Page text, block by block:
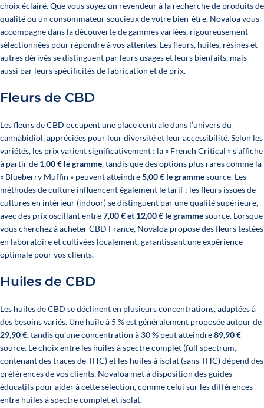
choix éclairé. Que vous soyez un revendeur à la recherche de produits de
qualitéou un consommateur soucieux de votre bien-être, Novaloa vous
accompagne dans la découverte de gammes variées, rigoureusement
sélectionnées pour répondre à vos attentes. Les fleurs, huiles, résines et
autres dérivés se distinguent par leurs usages et leurs bienfaits, mais
aussi par leurs spécificités de fabrication et de prix.
Fleurs de CBD
Les fleurs de CBD occupent une place centrale dans l’univers du
cannabidiol, appréciées pour leur diversité et leur accessibilité. Selon les
variétés, les prix varient significativement : la « French Critical » s’affiche
à partir de 1,00 € le gramme, tandis que des options plus rares comme la
« Blueberry Muffin » peuvent atteindre5,00 € le grammesource. Les
méthodes de culture influencent également le tarif : les fleurs issues de
cultures en intérieur (indoor) se distinguent par une qualité supérieure,
avec des prix oscillant entre7,00 € et 12,00 € le grammesource. Lorsque
vous cherchez à acheter CBD France, Novaloa propose des fleurs testées
en laboratoire et cultivées localement, garantissant une expérience
optimale pour vos clients.
Huiles de CBD
Les huiles de CBD se déclinent en plusieurs concentrations, adaptées à
des besoins variés. Une huile à 5 % est généralement proposée autour de
29,90 €, tandis qu’une concentration à 30 % peut atteindre89,90 €
source. Le choix entre les huiles à spectre complet (full spectrum,
contenant des traces de THC) et les huiles à isolat (sans THC) dépend des
préférences de vos clients. Novaloa met à disposition des guides
éducatifs pour aider à cette sélection, comme celui sur les différences
entre huiles à spectre complet et isolat.